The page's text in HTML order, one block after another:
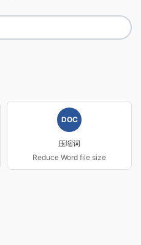
DOC
压缩词
Reduce Word file size